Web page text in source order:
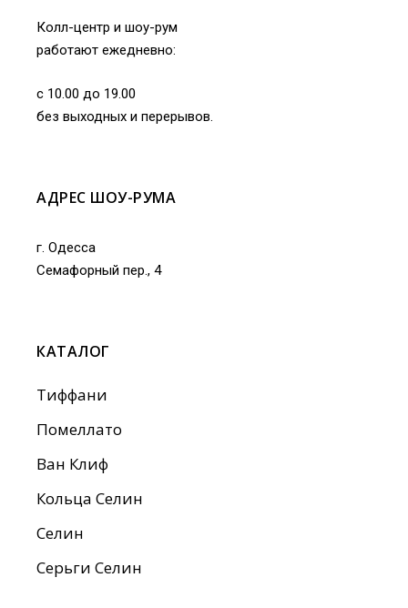
Колл-центр и шоу-рум
работают ежедневно:
с 10.00 до 19.00
без выходных и перерывов.
АДРЕС ШОУ-РУМА
г. Одесса
Семафорный пер., 4
КАТАЛОГ
Тиффани
Помеллато
Ван Клиф
Кольца Селин
Селин
Серьги Селин